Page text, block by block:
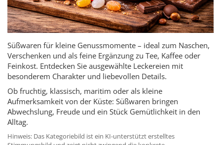
Süßwaren für kleine Genussmomente – ideal zum Naschen,
Verschenken und als feine Ergänzung zu Tee, Kaffee oder
Feinkost. Entdecken Sie ausgewählte Leckereien mit
besonderem Charakter und liebevollen Details.
Ob fruchtig, klassisch, maritim oder als kleine
Aufmerksamkeit von der Küste: Süßwaren bringen
Abwechslung, Freude und ein Stück Gemütlichkeit in den
Alltag.
Hinweis: Das Kategoriebild ist ein KI-unterstützt erstelltes